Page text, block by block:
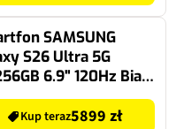
SAMSUNG
S26 Ultra 5G
6.9" 120Hz Biały
Kup teraz5899 zł